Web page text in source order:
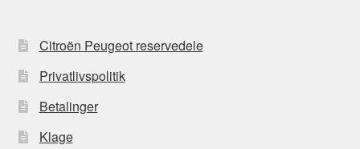
Citroën Peugeot reservedele
Privatlivspolitik
Betalinger
Klage